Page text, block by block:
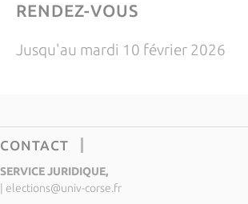
RENDEZ-VOUS
Jusqu'au mardi 10 février 2026
CONTACT
SERVICE JURIDIQUE,
elections@univ-corse.fr